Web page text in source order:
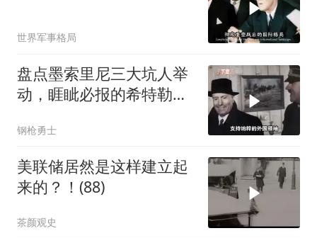
世界军事格局
盘点墨索里尼三大坑人举
动，睚眦必报的希特勒，
钢枪勇士
美联储居然是这样建立起
来的？！(88)
茶颜观史